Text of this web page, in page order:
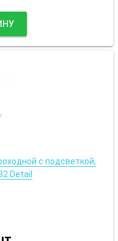
с подсветкой,
Detail